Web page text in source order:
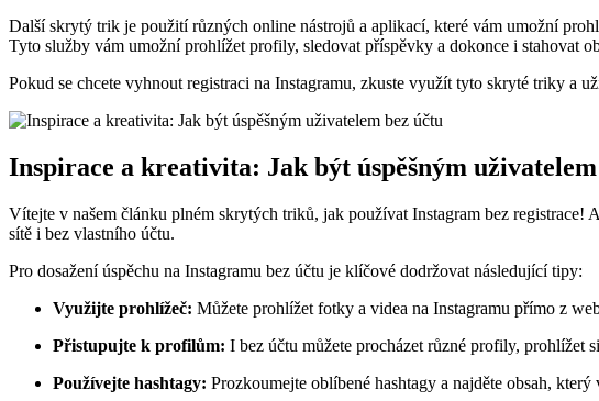
Další skrytý trik je použití různých online nástrojů a aplikací, které vám umožní
Tyto služby vám umožní prohlížet profily, sledovat příspěvky a dokonce i stahovat
Pokud se chcete vyhnout registraci na Instagramu, zkuste využít tyto skryté triky a
Inspirace a kreativita: Jak být úspěšným
Vítejte v našem článku plném skrytých triků, jak používat Instagram bez
sítě i bez vlastního účtu.
Pro dosažení úspěchu na Instagramu bez účtu je klíčové dodržovat následující tipy:
Využijte prohlížeč: Můžete prohlížet fotky a videa na Instagramu přímo z
Přistupujte k profilům: I bez účtu můžete procházet různé profily, prohlížet
Používejte hashtagy: Prozkoumejte oblíbené hashtagy a najděte obsah,